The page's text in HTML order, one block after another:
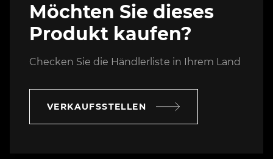
Möchten Sie dieses
Produkt kaufen?
Checken Sie die Händlerliste in Ihrem Land
VERKAUFSSTELLEN